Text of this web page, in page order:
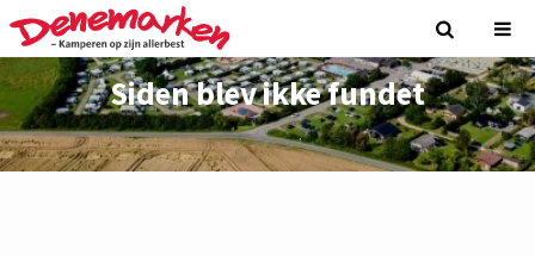
Siden blev ikke fundet